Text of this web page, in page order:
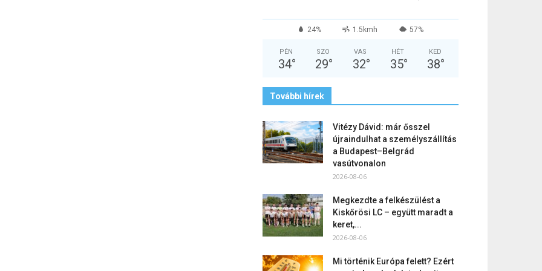
24% 1.5kmh 57%
PÉN
34°
SZO
29°
VAS
32°
HÉT
35°
KED
38°
További hírek
Vitézy Dávid: már ősszel
újraindulhat a személyszállítás
a Budapest–Belgrád
vasútvonalon
2026-08-06
Megkezdte a felkészülést a
Kiskőrösi LC – együtt maradt a
keret,...
2026-08-06
Mi történik Európa felett? Ezért